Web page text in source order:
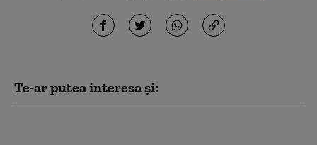
Te-ar putea interesa și: